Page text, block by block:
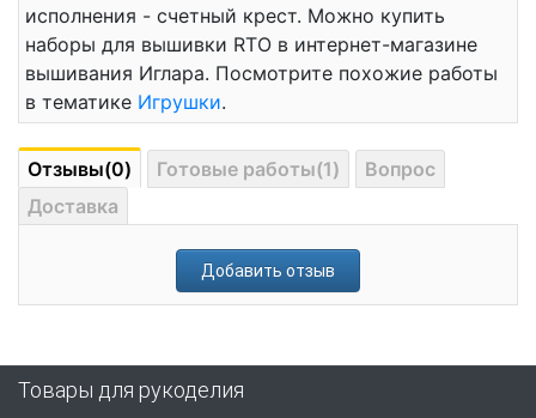
исполнения - счетный крест. Можно купить
наборы для вышивки RTO в интернет-магазине
вышивания Иглара. Посмотрите похожие работы
в тематике Игрушки.
Отзывы(0) Готовые работы(1)
Вопрос
Доставка
Добавить отзыв
Товары для рукоделия